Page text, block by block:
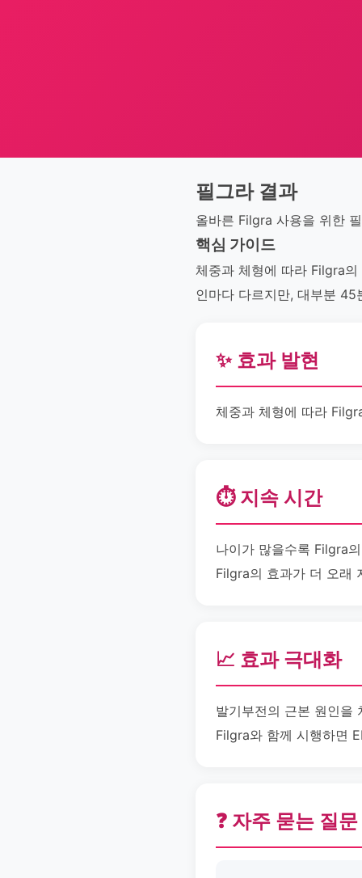
필그라 결과
올바른 Filgra 사용을 위한
핵심 가이드
체중과 체형에 따라 Filgra
인마다 다르지만, 대부분
✨ 효과 발현
체중과 체형에 따라
⏱️ 지속 시간
나이가 많을수록 Filgra
Filgra의 효과가 더 오래
📈 효과 극대화
발기부전의 근본 원인을
Filgra와 함께 시행하면
❓ 자주 묻는 질문